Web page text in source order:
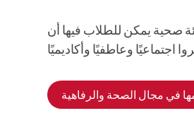
صحية يمكن للطلاب فيها أن